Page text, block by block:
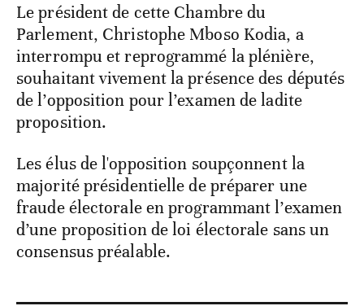
Le président de cette Chambre du
Parlement, Christophe Mboso Kodia, a
interrompu et reprogrammé la plénière,
souhaitant vivement la présence des députés
de l’opposition pour l’examen de ladite
proposition.
Les élus de l'opposition soupçonnent la
majorité présidentielle de préparer une
fraude électorale en programmant l’examen
d’une proposition de loi électorale sans un
consensus préalable.